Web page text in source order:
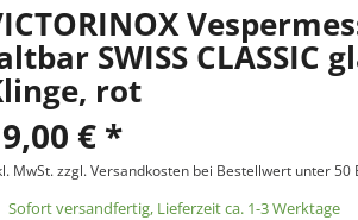
SWISS CLASSIC
rot
€ *
MwSt.zzgl. Versandkosten bei Bestellwert unter 50
Sofort versandfertig, Lieferzeit ca. 1-3 Werktage